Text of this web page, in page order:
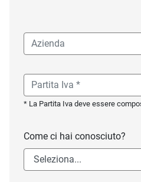
* La Partita Iva deve essere
Come ci hai conosciuto?